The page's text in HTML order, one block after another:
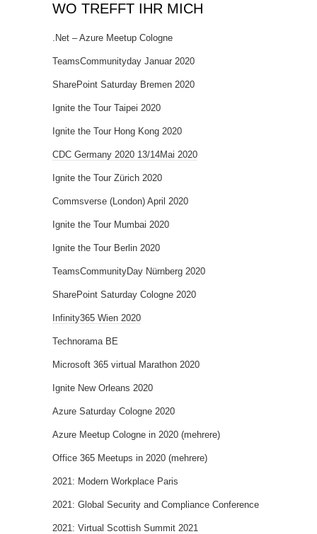
WO TREFFT IHR MICH
.Net – Azure Meetup Cologne
TeamsCommunityday Januar 2020
SharePoint Saturday Bremen 2020
Ignite the Tour Taipei 2020
Ignite the Tour Hong Kong 2020
CDC Germany 2020 13/14Mai 2020
Ignite the Tour Zürich 2020
Commsverse (London) April 2020
Ignite the Tour Mumbai 2020
Ignite the Tour Berlin 2020
TeamsCommunityDay Nürnberg 2020
SharePoint Saturday Cologne 2020
Infinity365 Wien 2020
Technorama BE
Microsoft 365 virtual Marathon 2020
Ignite New Orleans 2020
Azure Saturday Cologne 2020
Azure Meetup Cologne in 2020 (mehrere)
Office 365 Meetups in 2020 (mehrere)
2021: Modern Workplace Paris
2021: Global Security and Compliance Conference
2021: Virtual Scottish Summit 2021